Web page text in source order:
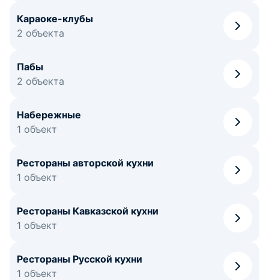
Караоке-клубы
2 объекта
Пабы
2 объекта
Набережные
1 объект
Рестораны авторской кухни
1 объект
Рестораны Кавказской кухни
1 объект
Рестораны Русской кухни
1 объект